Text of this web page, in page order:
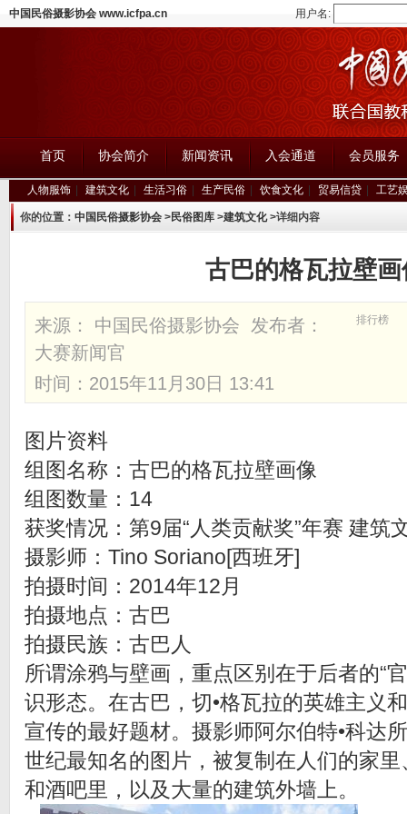
中国民俗摄影协会 www.icfpa.cn 用户名:
首页 协会简介 新闻资讯 入会通道 会员服务
人物服饰 建筑文化 生活习俗 生产民俗 饮食文化 贸易信贷 工艺
你的位置： 中国民俗摄影协会 >民俗图库 >建筑文化>详细内容
古巴的格瓦拉壁画
排行榜
来源： 中国民俗摄影协会 发布者：
大赛新闻官
时间：2015年11月30日 13:41
图片资料
组图名称：古巴的格瓦拉壁画像
组图数量：14
获奖情况：第9届“人类贡献奖”年赛 建筑
摄影师：Tino Soriano[西班牙]
拍摄时间：2014年12月
拍摄地点：古巴
拍摄民族：古巴人
所谓涂鸦与壁画，重点区别在于后者的“
识形态。在古巴，切•格瓦拉的英雄主义
宣传的最好题材。摄影师阿尔伯特•科达
世纪最知名的图片，被复制在人们的家
和酒吧里，以及大量的建筑外墙上。